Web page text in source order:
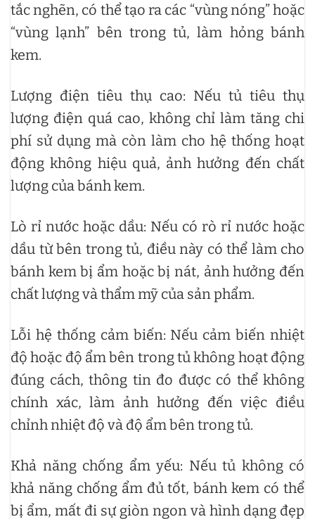
tắc nghẽn, có thể tạo ra các “vùng nóng” hoặc
“vùng lạnh” bên trong tủ, làm hỏng bánh
kem.
Lượng điện tiêu thụ cao: Nếu tủ tiêu thụ
lượng điện quá cao, không chỉ làm tăng chi
phí sử dụng mà còn làm cho hệ thống hoạt
động không hiệu quả, ảnh hưởng đến chất
lượng của bánh kem.
Lò rỉ nước hoặc dầu: Nếu có rò rỉ nước hoặc
dầu từ bên trong tủ, điều này có thể làm cho
bánh kem bị ẩm hoặc bị nát, ảnh hưởng đến
chất lượng và thẩm mỹ của sản phẩm.
Lỗi hệ thống cảm biến: Nếu cảm biến nhiệt
độ hoặc độ ẩm bên trong tủ không hoạt động
đúng cách, thông tin đo được có thể không
chính xác, làm ảnh hưởng đến việc điều
chỉnh nhiệt độ và độ ẩm bên trong tủ.
Khả năng chống ẩm yếu: Nếu tủ không có
khả năng chống ẩm đủ tốt, bánh kem có thể
bị ẩm, mất đi sự giòn ngon và hình dạng đẹp